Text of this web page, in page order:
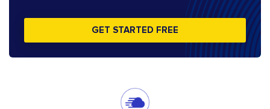
GET STARTED FREE